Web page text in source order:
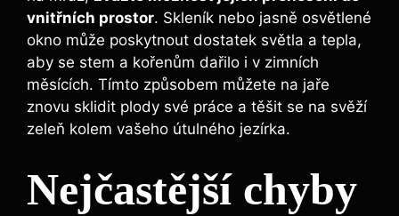
vnitřních prostor. Skleník nebo jasně osvětlené
okno může poskytnout dostatek světla a tepla,
aby se stem a kořenům dařilo i v zimních
měsících. Tímto způsobem můžete na jaře
znovu sklidit plody své práce a těšit se na svěží
zeleň kolem vašeho útulného jezírka.
Nejčastější chyby